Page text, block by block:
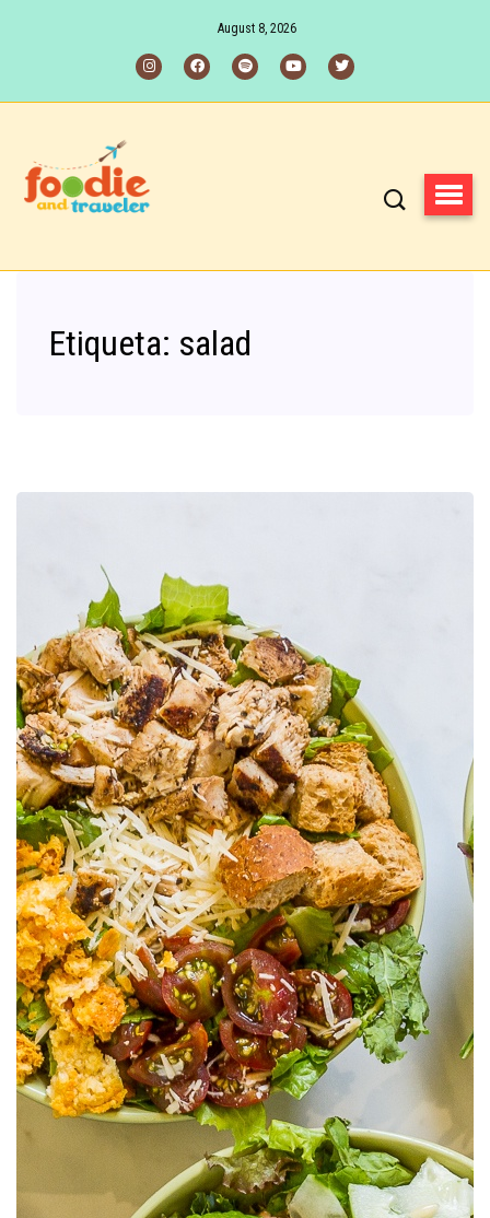
August 8, 2026
Etiqueta: salad